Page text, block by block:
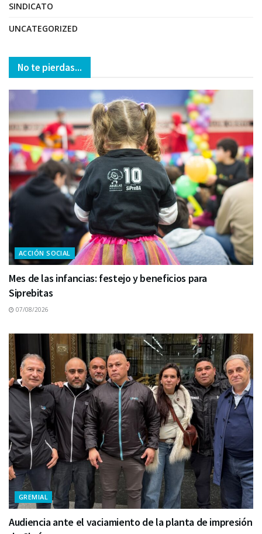
SINDICATO
UNCATEGORIZED
No te pierdas...
ACCIÓN SOCIAL
Mes de las infancias: festejo y beneficios para
Siprebitas
07/08/2026
GREMIAL
Audiencia ante el vaciamiento de la planta de impresión